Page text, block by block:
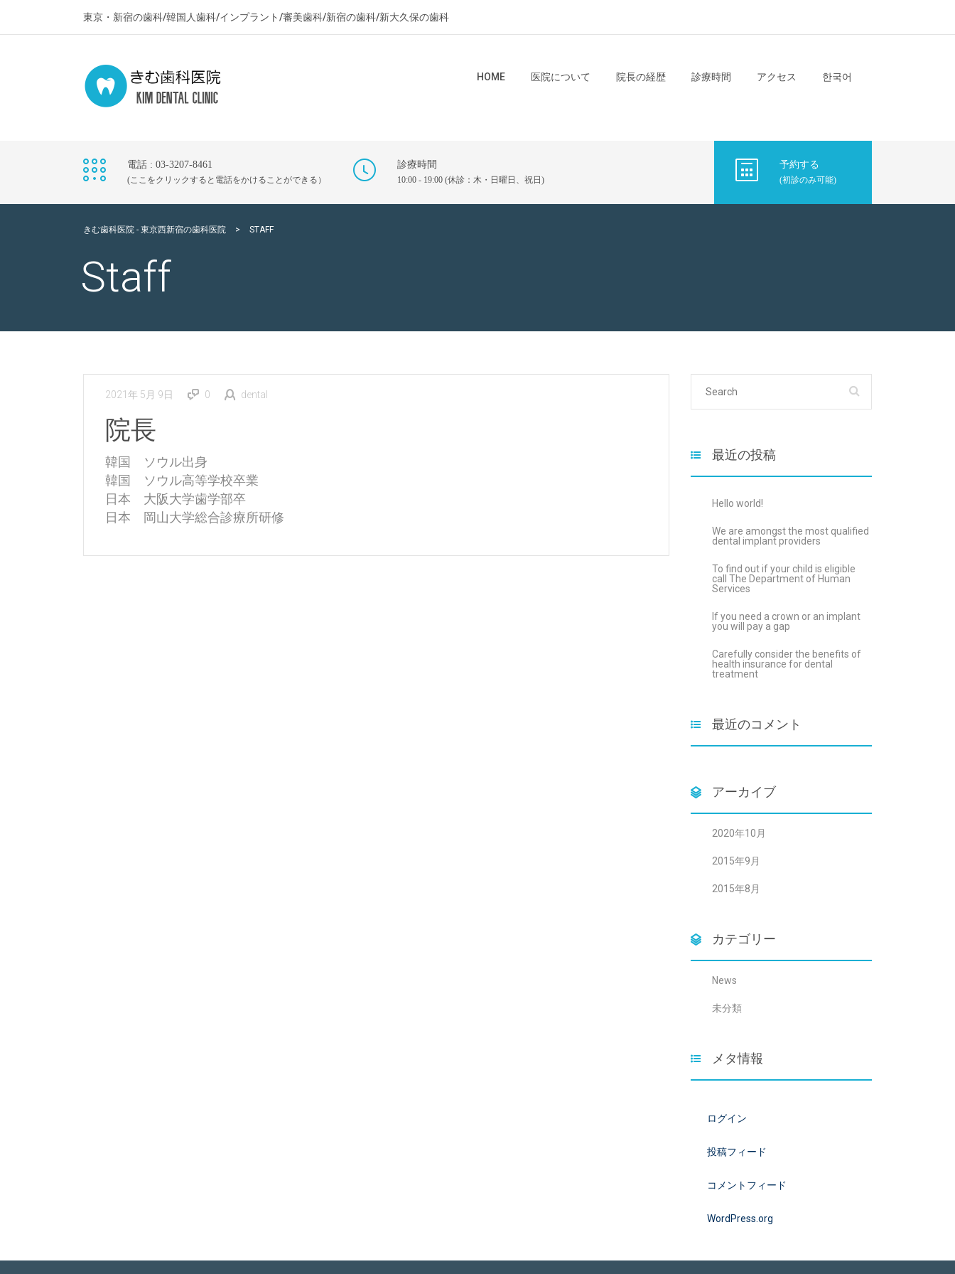
東京・新宿の歯科/韓国人歯科/インプラント/審美歯科/新宿の歯科/新大久保の歯科
HOME 医院について 院長の経歴 診療時間 アクセス 한국어
電話 : 03-3207-8461
(ここをクリックすると電話をかけることができる）
診療時間
10:00 - 19:00 (休診：木・日曜日、祝日)
予約する
(初診のみ可能)
きむ歯科医院 - 東京西新宿の歯科医院 > STAFF
Staff
2021年 5月 9日 0 dental
院長
韓国 ソウル出身
韓国 ソウル高等学校卒業
日本 大阪大学歯学部卒
日本 岡山大学総合診療所研修
最近の投稿
Hello world!
We are amongst the most qualified
dental implant providers
To find out if your child is eligible
call The Department of Human
Services
If you need a crown or an implant
you will pay a gap
Carefully consider the benefits of
health insurance for dental
treatment
最近のコメント
アーカイブ
2020年10月
2015年9月
2015年8月
カテゴリー
News
未分類
メタ情報
ログイン
投稿フィード
コメントフィード
WordPress.org